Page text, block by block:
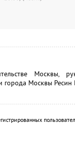
Москвы,
города Москвы